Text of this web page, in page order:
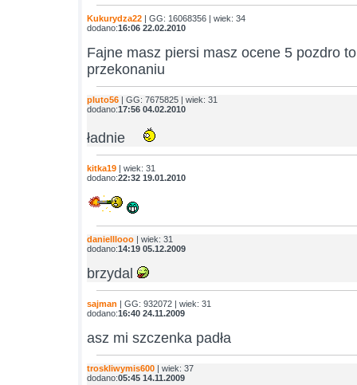
Kukurydza22 | GG: 16068356 | wiek: 34
dodano:16:06 22.02.2010
Fajne masz piersi masz ocene 5 pozdro
przekonaniu
pluto56 | GG: 7675825 | wiek: 31
dodano:17:56 04.02.2010
ładnie
kitka19 | wiek: 31
dodano:22:32 19.01.2010
danielllooo | wiek: 31
dodano:14:19 05.12.2009
brzydal
sajman | GG: 932072 | wiek: 31
dodano:16:40 24.11.2009
asz mi szczenka padła
troskliwymis600 | wiek: 37
dodano:05:45 14.11.2009